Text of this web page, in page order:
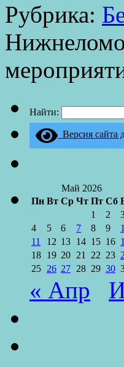
Рубрика:
Найти:
Версия сайта
Май 2026
Пн Вт Ср Чт Пт Сб
1
2
4
5 6 7 8 9
11
12 13 14 15 16
18 19 20 21 22 23
25 26 27 28 29 30
« Апр